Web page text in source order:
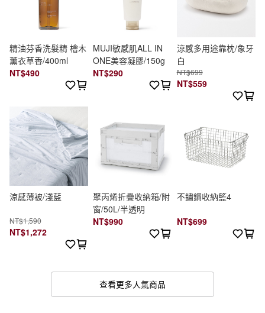
精油芬香洗髮精 檜木
薰衣草香/400ml
NT$490
MUJI敏感肌ALL IN
ONE美容凝膠/150g
NT$290
涼感多用途靠枕/象牙
白
NT$699
NT$559
涼感薄被/淺藍
NT$1,590
NT$1,272
聚丙烯折疊收納箱/附
窗/50L/半透明
NT$990
不鏽鋼收納籃4
NT$699
查看更多人氣商品